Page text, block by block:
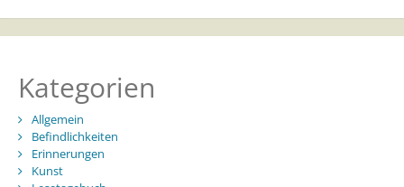
Kategorien
Allgemein
Befindlichkeiten
Erinnerungen
Kunst